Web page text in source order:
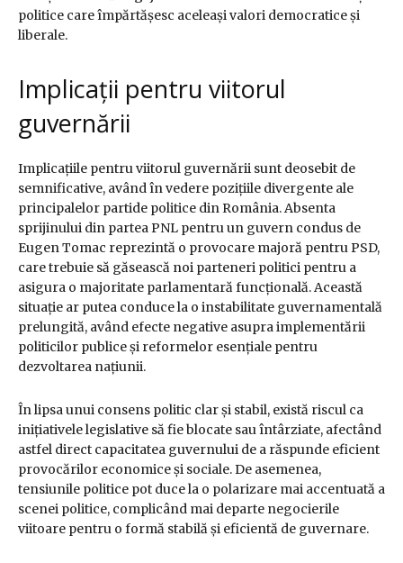
politice care împărtășesc aceleași valori democratice și
liberale.
Implicații pentru viitorul
guvernării
Implicațiile pentru viitorul guvernării sunt deosebit de
semnificative, având în vedere pozițiile divergente ale
principalelor partide politice din România. Absenta
sprijinului din partea PNL pentru un guvern condus de
Eugen Tomac reprezintă o provocare majoră pentru PSD,
care trebuie să găsească noi parteneri politici pentru a
asigura o majoritate parlamentară funcțională. Această
situație ar putea conduce la o instabilitate guvernamentală
prelungită, având efecte negative asupra implementării
politicilor publice și reformelor esențiale pentru
dezvoltarea națiunii.
În lipsa unui consens politic clar și stabil, există riscul ca
inițiativele legislative să fie blocate sau întârziate, afectând
astfel direct capacitatea guvernului de a răspunde eficient
provocărilor economice și sociale. De asemenea,
tensiunile politice pot duce la o polarizare mai accentuată a
scenei politice, complicând mai departe negocierile
viitoare pentru o formă stabilă și eficientă de guvernare.